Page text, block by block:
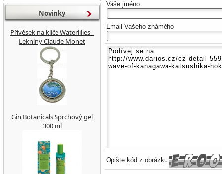
Vaše jméno
Email Vašeho známého
Opište kód z obrázku
Novinky
Přívěsek na klíče Waterlilies -
Lekníny Claude Monet
Gin Botanicals Sprchový gel
300 ml